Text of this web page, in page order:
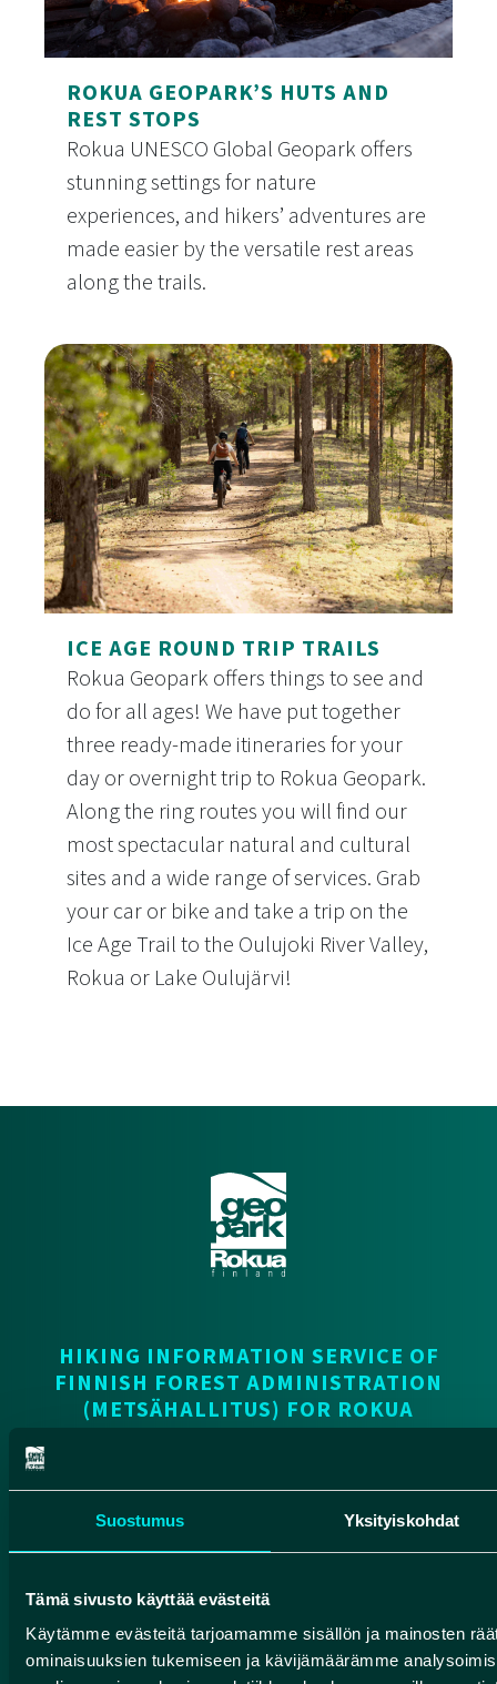
Suostumus Yksityiskohdat
Tämä sivusto käyttää evästeitä
Käytämme evästeitä tarjoamamme sisällön ja mainosten
ominaisuuksien tukemiseen ja kävijämäärämme
ROKUA GEOPARK’S HUTS AND
REST STOPS
Rokua UNESCO Global Geopark offers
stunning settings for nature
experiences, and hikers’ adventures are
made easier by the versatile rest areas
along the trails.
Rokua Geopark’s huts and rest stops
ICE AGE ROUND TRIP TRAILS
Rokua Geopark offers things to see and
do for all ages! We have put together
three ready-made itineraries for your
day or overnight trip to Rokua Geopark.
Along the ring routes you will find our
most spectacular natural and cultural
sites and a wide range of services. Grab
your car or bike and take a trip on the
Ice Age Trail to the Oulujoki River Valley,
Rokua or Lake Oulujärvi!
HIKING INFORMATION SERVICE OF
FINNISH FOREST ADMINISTRATION
(METSÄHALLITUS) FOR ROKUA
NATIONAL PARK AND MANAMANSALO
Finnish Geoparks
Pohjola Route